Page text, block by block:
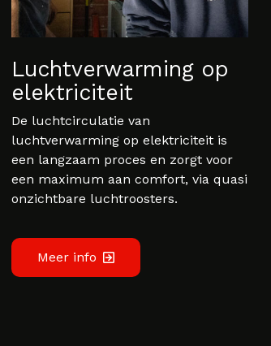
Luchtverwarming op
elektriciteit
De luchtcirculatie van
luchtverwarming op elektriciteit is
een langzaam proces en zorgt voor
een maximum aan comfort, via quasi
onzichtbare luchtroosters.
Meer info